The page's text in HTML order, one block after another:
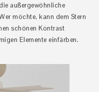
außergewöhnliche
möchte, kann dem Stern
schönen Kontrast
Elemente einfärben.